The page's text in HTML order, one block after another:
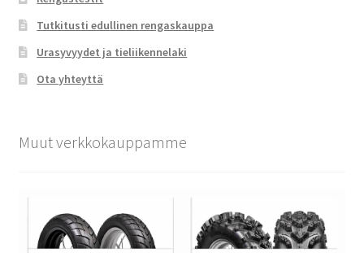
Tutkitusti edullinen rengaskauppa
Urasyvyydet ja tieliikennelaki
Ota yhteyttä
Muut verkkokauppamme